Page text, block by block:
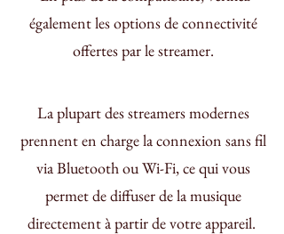
également les options de connectivité
offertes par le streamer.
La plupart des streamers modernes
prennent en charge la connexion sans fil
via Bluetooth ou Wi-Fi, ce qui vous
permet de diffuser de la musique
directement à partir de votre appareil.